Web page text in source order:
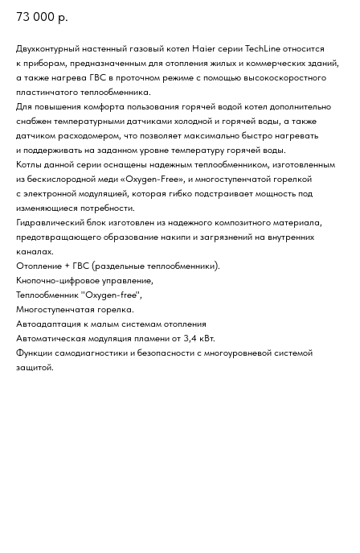
73 000 р.
Двухконтурный настенный газовый котел Haier серии TechLine относится
к приборам, предназначенным для отопления жилых и коммерческих зданий,
а также нагрева ГВС в проточном режиме с помощью высокоскоростного
пластинчатого теплообменника.
Для повышения комфорта пользования горячей водой котел дополнительно
снабжен температурными датчиками холодной и горячей воды, а также
датчиком расходомером, что позволяет максимально быстро нагревать
и поддерживать на заданном уровне температуру горячей воды.
Котлы данной серии оснащены надежным теплообменником, изготовленным
из бескислородной меди «Oxygen-Free», и многоступенчатой горелкой
с электронной модуляцией, которая гибко подстраивает мощность под
изменяющиеся потребности.
Гидравлический блок изготовлен из надежного композитного материала,
предотвращающего образование накипи и загрязнений на внутренних
каналах.
Отопление + ГВС (раздельные теплообменники).
Кнопочно-цифровое управление,
Теплообменник "Oxygen-free",
Многоступенчатая горелка.
Автоадаптация к малым системам отопления
Автоматическая модуляция пламени от 3,4 кВт.
Функции самодиагностики и безопасности с многоуровневой системой
защитой.